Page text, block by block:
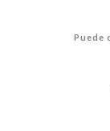
Puede